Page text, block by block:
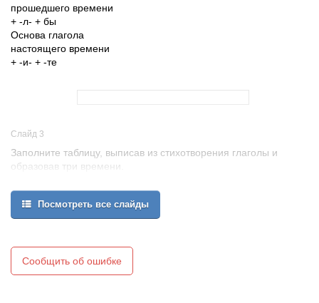
прошедшего времени
+ -л- + бы
Основа глагола
настоящего времени
+ -и- + -те
Слайд 3
Заполните таблицу, выписав из стихотворения глаголы и
образовав три времени.
Шуметь, бурлить, кипеть,
Играть, работать и мечтать,
Шить, жить, свистеть и петь
Посмотреть все слайды
Сообщить об ошибке